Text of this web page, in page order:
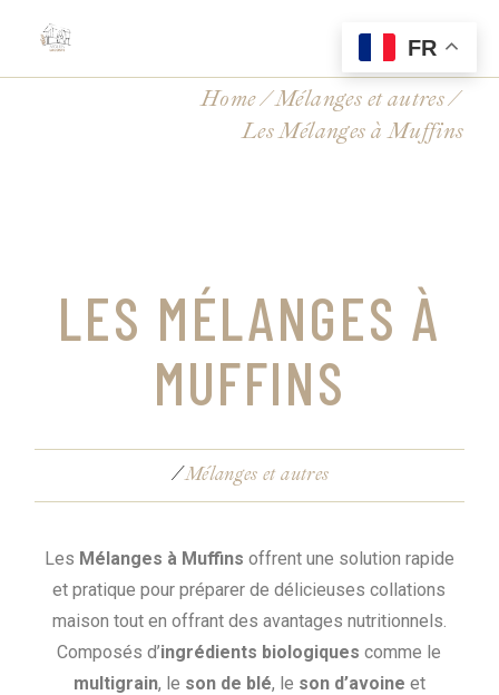
Home
Mélanges et autres
Les Mélanges à Muffins
LES MÉLANGES À
MUFFINS
Mélanges et autres
Les Mélanges à Muffins offrent une solution rapide
et pratique pour préparer de délicieuses collations
maison tout en offrant des avantages nutritionnels.
Composés d’ingrédients biologiques comme le
multigrain, le son de blé, le son d’avoine et
FR